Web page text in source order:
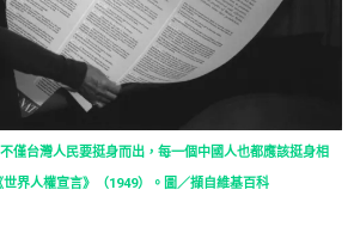
僅台灣人民要挺身而出，每一個中國人也都應該挺身相
界人權宣言》（1949）。圖／擷自維基百科